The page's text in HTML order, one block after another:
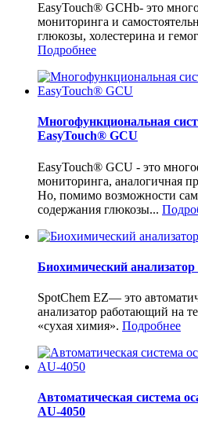
EasyTouch® GCHb- это
мониторинга и
глюкозы, холестерина и
Подробнее
Многофункциональная
EasyTouch® GCU
EasyTouch® GCU - это
мониторинга, аналогичная
Но, помимо возможности
содержания глюкозы...
Биохимический анализатор
SpotChem EZ— это
анализатор работающий на
«сухая химия». Подробнее
Автоматическая система
AU-4050